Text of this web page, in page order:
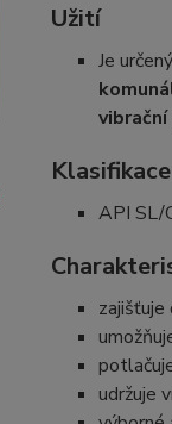
Užití
Je
API SL/
udržuje